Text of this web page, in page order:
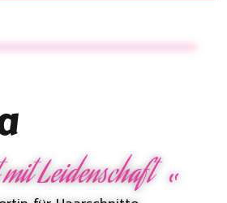
Leidenschaft„